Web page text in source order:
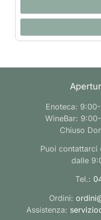
Enoteca:
WineBar:
Chiuso
Puoi contattarci
dalle
Tel.:
Ordini:
Assistenza: